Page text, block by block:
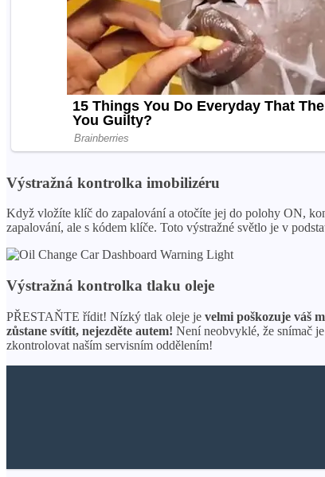
Výstražná kontrolka imobilizéru
Když vložíte klíč do zapalování a otočíte jej do polohy ON,
zapalování, ale s kódem klíče. Toto výstražné světlo je v
Výstražná kontrolka tlaku oleje
PŘESTAŇTE řídit! Nízký tlak oleje je velmi poškozuje váš
zůstane svítit, nejezděte autem! Není neobvyklé, že snímač
zkontrolovat naším servisním oddělením!